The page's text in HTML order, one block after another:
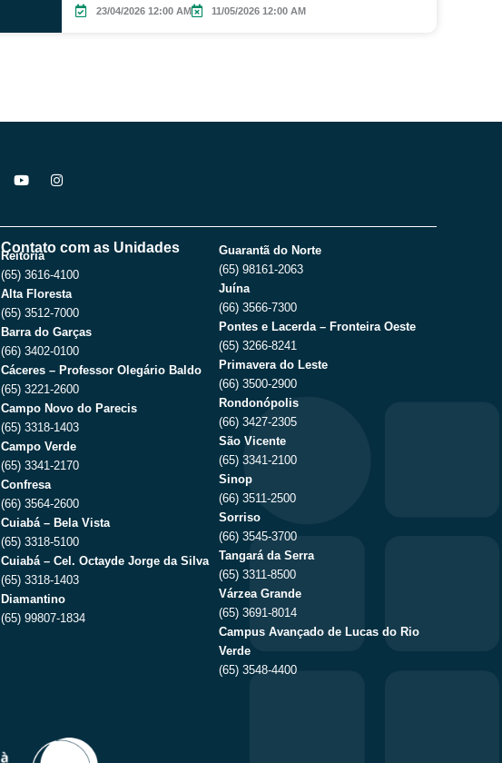
23/04/2026 12:00 AM 11/05/2026 12:00 AM
Y
o
u
b
e
I
n
a
g
r
a
m
Contato com as Unidades
Reitoria
(65) 3616-4100
Alta Floresta
(65) 3512-7000
Barra do Garças
(66) 3402-0100
Cáceres – Professor Olegário Baldo
(65) 3221-2600
Campo Novo do Parecis
(65) 3318-1403
Campo Verde
(65) 3341-2170
Confresa
(66) 3564-2600
Cuiabá – Bela Vista
(65) 3318-5100
Cuiabá – Cel. Octayde Jorge da Silva
(65) 3318-1403
Diamantino
(65) 99807-1834
Guarantã do Norte
(65) 98161-2063
Juína
(66) 3566-7300
Pontes e Lacerda – Fronteira Oeste
(65) 3266-8241
Primavera do Leste
(66) 3500-2900
Rondonópolis
(66) 3427-2305
São Vicente
(65) 3341-2100
Sinop
(66) 3511-2500
Sorriso
(66) 3545-3700
Tangará da Serra
(65) 3311-8500
Várzea Grande
(65) 3691-8014
Campus Avançado de Lucas do Rio
Verde
(65) 3548-4400